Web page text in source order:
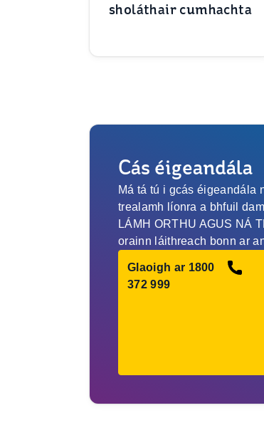
sholáthair cumhachta
Cás éigeandála
Má tá tú i gcás éigeandála
trealamh líonra a bhfuil
LÁMH ORTHU AGUS NÁ
orainn láithreach bonn ar
Glaoigh ar 1800
372 999